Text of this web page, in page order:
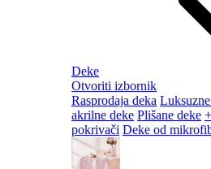
Deke
Otvoriti izbornik
Rasprodaja deka
akrilne deke Plišane deke
pokrivači Deke od